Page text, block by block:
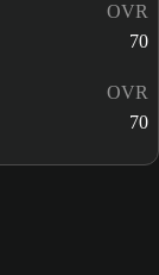
OVR
70
OVR
70